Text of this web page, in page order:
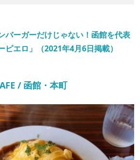
バーガーだけじゃない！函館を代表
ピエロ」（2021年4月6日掲載）
/ 函館・本町